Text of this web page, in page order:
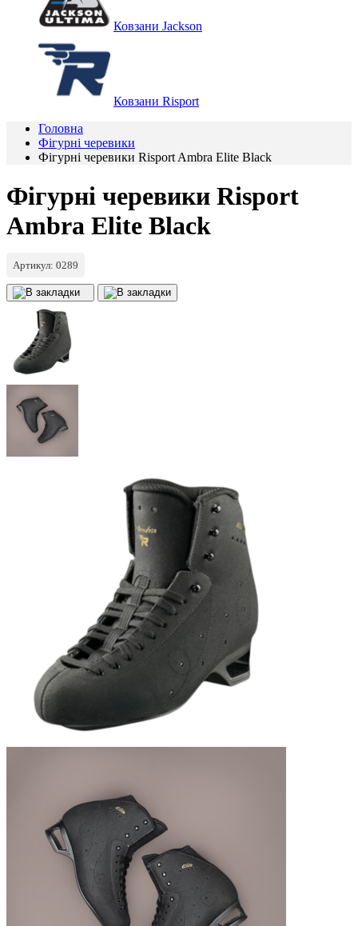
Ковзани Jackson
Ковзани Risport
Головна
Фігурні черевики
Фігурні черевики Risport Ambra Elite Black
Фігурні черевики Risport
Ambra Elite Black
Артикул: 0289